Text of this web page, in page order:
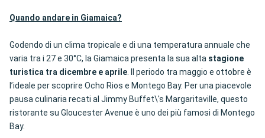
Quando andare in Giamaica?
Godendo di un clima tropicale e di una temperatura annuale che
varia tra i 27 e 30°C, la Giamaica presenta la sua alta stagione
turistica tra dicembre e aprile. Il periodo tra maggio e ottobre è
l’ideale per scoprire Ocho Rios e Montego Bay. Per una piacevole
pausa culinaria recati al Jimmy Buffet\'s Margaritaville, questo
ristorante su Gloucester Avenue è uno dei più famosi di Montego
Bay.